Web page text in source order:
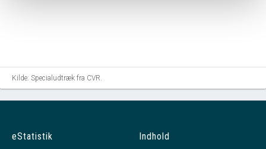
Kilde: Specialudtræk fra CVR.
eStatistik Indhold